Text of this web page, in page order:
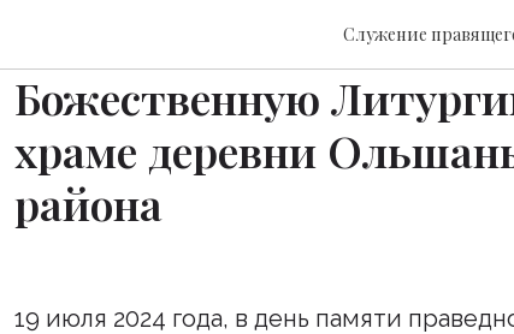
Служение
Преосвященнейший
Божественную
храме деревни
района
19 июля 2024 года, в день памяти